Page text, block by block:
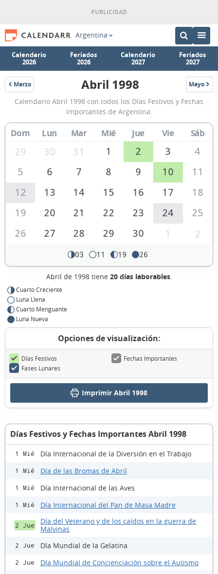
Argentina
Calendario
2026
Feriados
2026
Calendario
2027
Feriados
2027
Marzo
1998
Calendario
Abril
1998
de
Argentina
Abril 1998 Mayo
1998
Calendario Abril 1998 con todos los Días Festivos y Fechas
Importantes de Argentina.
Dom Lun Mar Mié Jue Vie Sáb
29 30 31 1 2 3
4
5
6 7 8 9 10
11
12
13 14 15 16 17
18
19
20 21 22 23 24
25
26
27 28 29 30 1 2
03 11 19 26
Abril de 1998 tiene 20 días laborables.
Cuarto Creciente
Luna Llena
Cuarto Menguante
Luna Nueva
Opciones de visualización:
Días Festivos
Fechas Importantes
Fases Lunares
Imprimir Abril 1998
Días Festivos y Fechas Importantes Abril 1998
1 Mié Día Internacional de la Diversión en el Trabajo
1 Mié Día de las Bromas de Abril
1 Mié Día Internacional de las Aves
1 Mié Día Internacional del Pan de Masa Madre
2 Jue
Día del Veterano y de los caídos en la guerra de
Malvinas
2 Jue Día Mundial de la Gelatina
2 Jue Día Mundial de Concienciación sobre el Autismo